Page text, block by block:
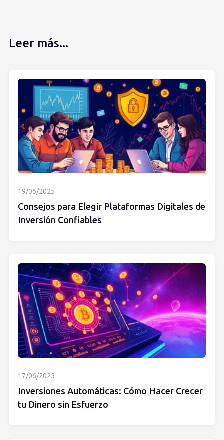
Leer más...
19/06/2025
Consejos para Elegir Plataformas Digitales de
Inversión Confiables
17/06/2025
Inversiones Automáticas: Cómo Hacer Crecer
tu Dinero sin Esfuerzo